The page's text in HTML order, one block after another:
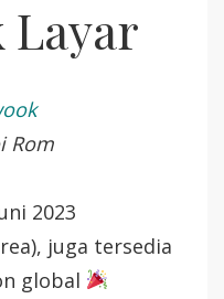
Layar
Rom
2023
juga tersedia
global